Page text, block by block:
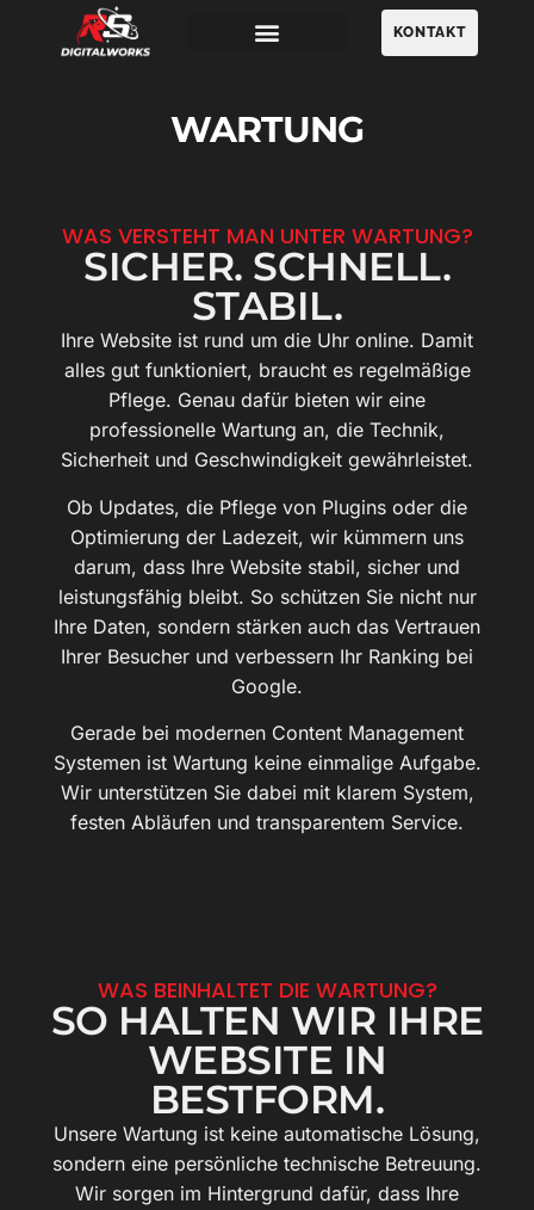
KONTAKT
WARTUNG
WAS VERSTEHT MAN UNTER WARTUNG?
SICHER. SCHNELL.
STABIL.
Ihre Website ist rund um die Uhr online. Damit
alles gut funktioniert, braucht es regelmäßige
Pflege. Genau dafür bieten wir eine
professionelle Wartung an, die Technik,
Sicherheit und Geschwindigkeit gewährleistet.
Ob Updates, die Pflege von Plugins oder die
Optimierung der Ladezeit, wir kümmern uns
darum, dass Ihre Website stabil, sicher und
leistungsfähig bleibt. So schützen Sie nicht nur
Ihre Daten, sondern stärken auch das Vertrauen
Ihrer Besucher und verbessern Ihr Ranking bei
Google.
Gerade bei modernen Content Management
Systemen ist Wartung keine einmalige Aufgabe.
Wir unterstützen Sie dabei mit klarem System,
festen Abläufen und transparentem Service.
WAS BEINHALTET DIE WARTUNG?
SO HALTEN WIR IHRE
WEBSITE IN
BESTFORM.
Unsere Wartung ist keine automatische Lösung,
sondern eine persönliche technische Betreuung.
Wir sorgen im Hintergrund dafür, dass Ihre